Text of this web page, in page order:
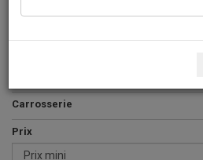
> Rechercher un véhicule
Carrosserie
Prix